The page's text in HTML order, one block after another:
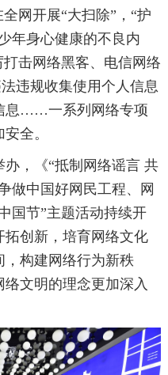
网开展“大扫除”，“护
年身心健康的不良内
击网络黑客、电信网络
违规收集使用个人信息
息……一系列网络专项
全。
，《“抵制网络谣言 共
做中国好网民工程、网
国节”主题活动持续开
创新，培育网络文化
，构建网络行为新秩
文明的理念更加深入